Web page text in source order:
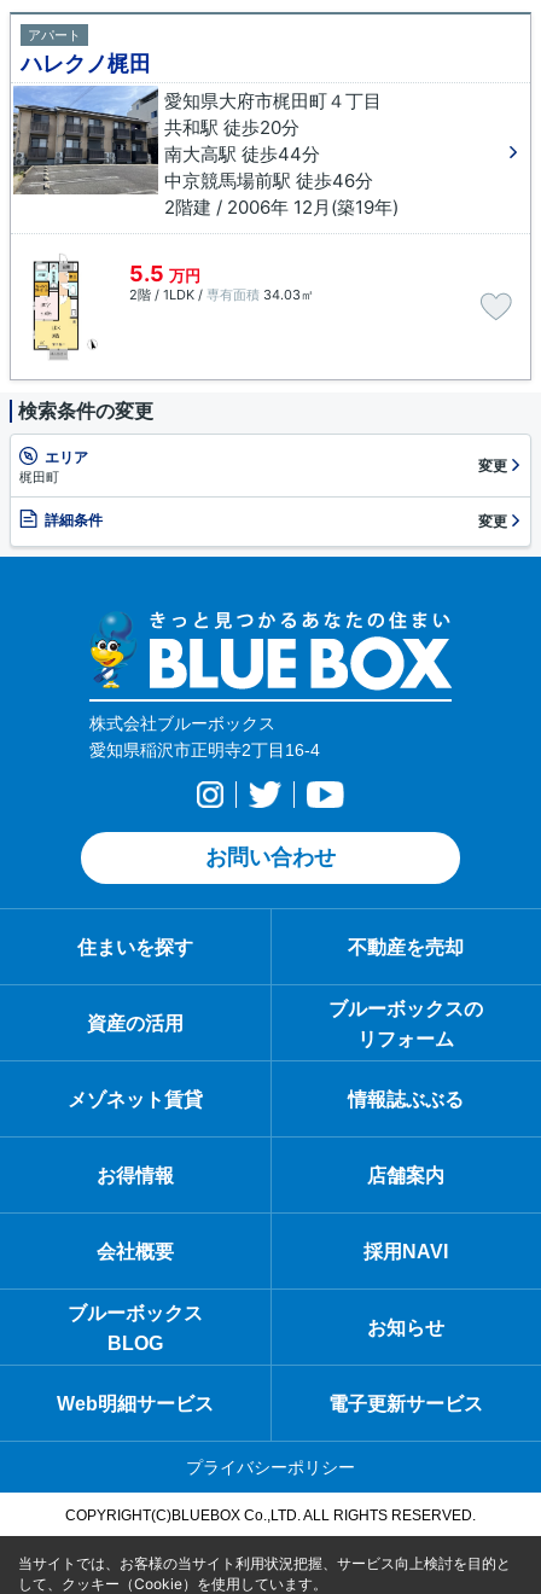
アパート
ハレクノ梶田
愛知県大府市梶田町４丁目
共和駅 徒歩20分
南大高駅 徒歩44分
中京競馬場前駅 徒歩46分
2階建 / 2006年 12月(築19年)
5.5 万円
2階 / 1LDK / 専有面積 34.03㎡
検索条件の変更
エリア
梶田町
変更
詳細条件 変更
株式会社ブルーボックス
愛知県稲沢市正明寺2丁目16-4
お問い合わせ
住まいを探す 不動産を売却
資産の活用
ブルーボックスの
リフォーム
メゾネット賃貸 情報誌ぶぶる
お得情報 店舗案内
会社概要 採用NAVI
ブルーボックス
BLOG
お知らせ
Web明細サービス 電子更新サービス
プライバシーポリシー
COPYRIGHT(C)BLUEBOX Co.,LTD. ALL RIGHTS RESERVED.
当サイトでは、お客様の当サイト利用状況把握、サービス向上検討を目的と
して、クッキー（Cookie）を使用しています。